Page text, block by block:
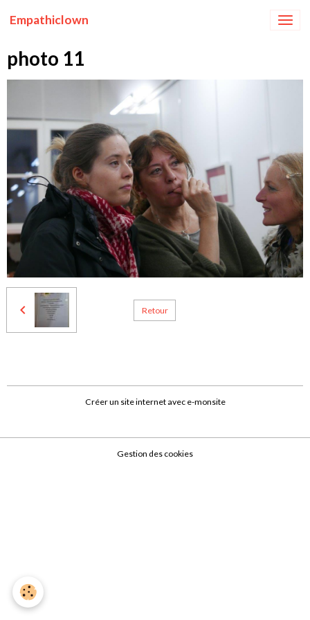
Empathiclown
photo 11
Retour
Créer un site internet avec e-monsite
Gestion des cookies